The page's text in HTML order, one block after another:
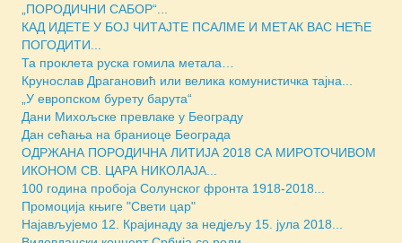
„ПОРОДИЧНИ САБОР“...
КАД ИДЕТЕ У БОЈ ЧИТАЈТЕ ПСАЛМЕ И МЕТАК ВАС НЕЋЕ
ПОГОДИТИ...
Та проклета руска гомила метала…
Крунослав Драгановић или велика комунистичка тајна...
„У европском бурету барута“
Дани Михољске превлаке у Београду
Дан сећања на браниоце Београда
ОДРЖАНА ПОРОДИЧНА ЛИТИЈА 2018 СА МИРОТОЧИВОМ
ИКОНОМ СВ. ЦАРА НИКОЛАЈА...
100 година пробоја Солунског фронта 1918-2018...
Промоција књиге "Свети цар"
Најављујемо 12. Крајинаду за недјељу 15. јула 2018...